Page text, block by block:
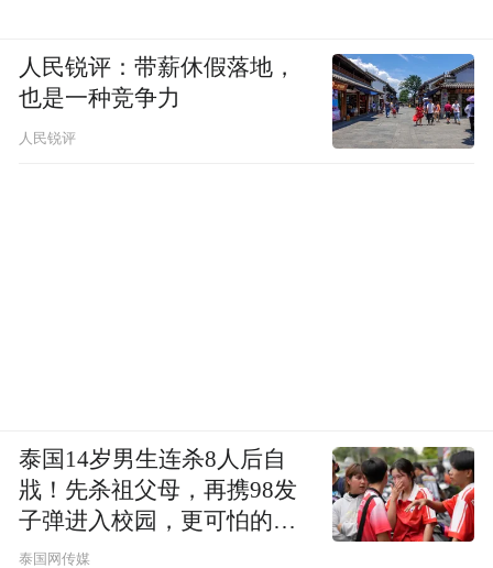
人民锐评：带薪休假落地，
也是一种竞争力
人民锐评
泰国14岁男生连杀8人后自
戕！先杀祖父母，再携98发
子弹进入校园，更可怕的细
节公布了
泰国网传媒